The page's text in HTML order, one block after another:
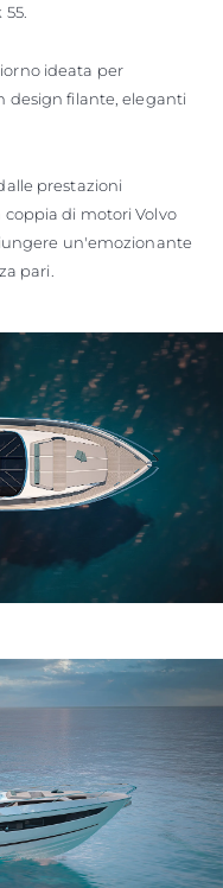
ideata per
design filante, eleganti
prestazioni
di motori Volvo
un'emozionante
pari.